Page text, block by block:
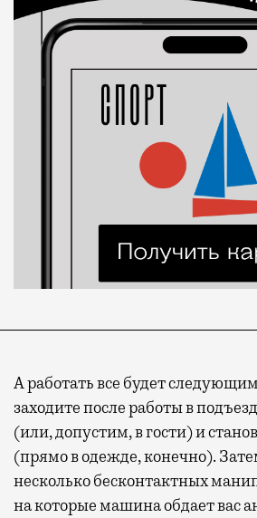
А работать все будет
заходите после работы в
(или, допустим, в гости) и
(прямо в одежде, конечно).
несколько бесконтактных
на которые машина обдает вас